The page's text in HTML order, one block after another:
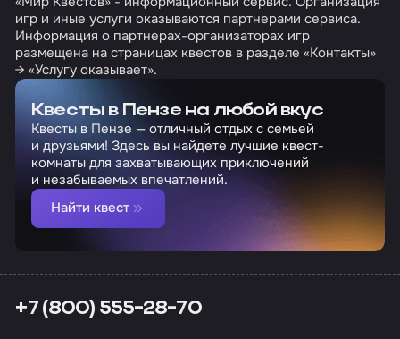
игр и иные услуги оказываются партнерами сервиса.
Информация о партнерах-организаторах игр
размещена на страницах квестов в разделе «Контакты»
→ «Услугу оказывает».
Квесты в Пензе на любой вкус
Квесты в Пензе — отличный отдых с семьей
и друзьями! Здесь вы найдете лучшие квест-
комнаты для захватывающих приключений
и незабываемых впечатлений.
Найти квест
+7 (800) 555-28-70